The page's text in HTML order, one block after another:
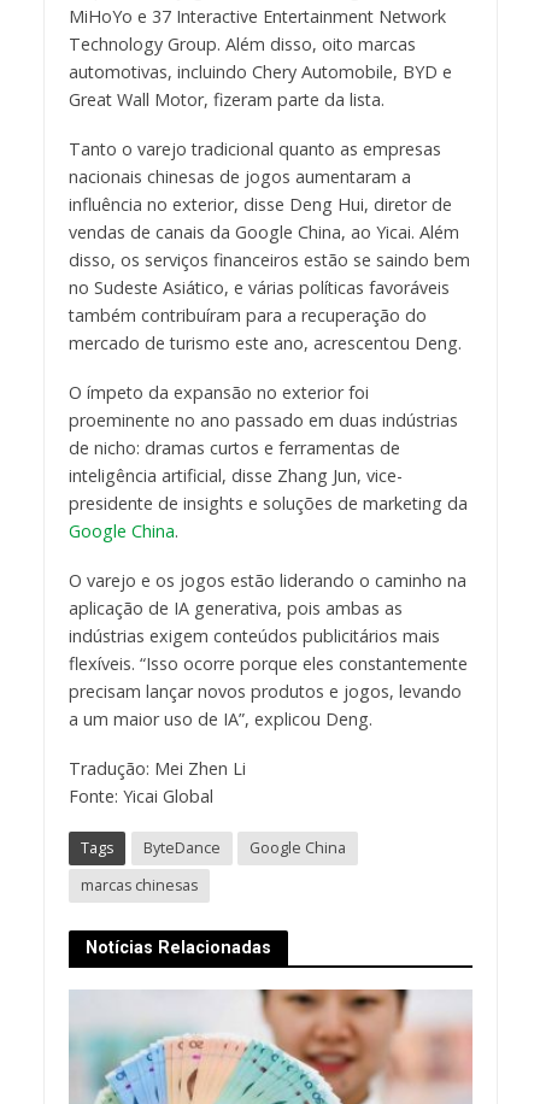
MiHoYo e 37 Interactive Entertainment Network
Technology Group. Além disso, oito marcas
automotivas, incluindo Chery Automobile, BYD e
Great Wall Motor, fizeram parte da lista.
Tanto o varejo tradicional quanto as empresas
nacionais chinesas de jogos aumentaram a
influência no exterior, disse Deng Hui, diretor de
vendas de canais da Google China, ao Yicai. Além
disso, os serviços financeiros estão se saindo bem
no Sudeste Asiático, e várias políticas favoráveis
também contribuíram para a recuperação do
mercado de turismo este ano, acrescentou Deng.
O ímpeto da expansão no exterior foi
proeminente no ano passado em duas indústrias
de nicho: dramas curtos e ferramentas de
inteligência artificial, disse Zhang Jun, vice-
presidente de insights e soluções de marketing da
Google China.
O varejo e os jogos estão liderando o caminho na
aplicação de IA generativa, pois ambas as
indústrias exigem conteúdos publicitários mais
flexíveis. “Isso ocorre porque eles constantemente
precisam lançar novos produtos e jogos, levando
a um maior uso de IA”, explicou Deng.
Tradução: Mei Zhen Li
Fonte: Yicai Global
Tags ByteDance
Google China
marcas chinesas
Notícias Relacionadas